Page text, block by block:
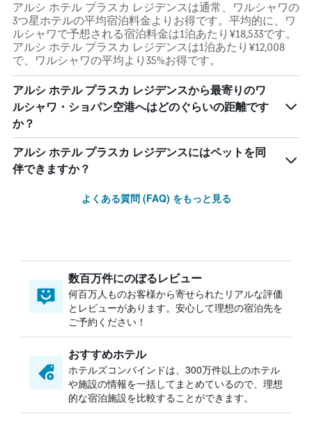
アルシ ホテル プラスカ レジデンスは通常、ワルシャワの
3つ星ホテルの平均宿泊料金よりお得です。平均的に、ワ
ルシャワで予想される宿泊料金は1泊あたり¥18,533です。
アルシ ホテル プラスカ レジデンスは1泊あたり¥12,008
で、ワルシャワの平均より35%お得です。
アルシ ホテル プラスカ レジデンスから最寄りのワ
ルシャワ・ショパン空港へはどのぐらいの距離です
か？
アルシ ホテル プラスカ レジデンスにはペットを同
伴できますか？
よくある質問 (FAQ) をもっと見る
数百万件にのぼるレビュー
何百万人ものお客様から寄せられたリアルな評価
とレビューがあります。安心して理想の宿泊先を
ご予約ください！
おすすめホテル
ホテルズコンバインドは、300万件以上のホテル
や施設の情報を一括してまとめているので、理想
的な宿泊施設を比較することができます。